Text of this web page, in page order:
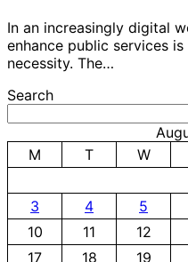
In an increasingly digital
enhance public services
necessity. The…
Search
M
T W
3
4 5
10
11 12
17
18 19